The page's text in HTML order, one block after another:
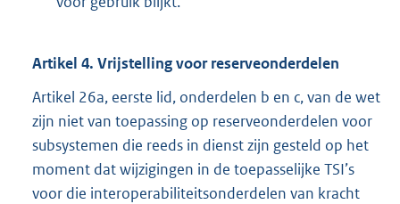
Artikel 4. Vrijstelling voor reserveonderdelen
Artikel 26a, eerste lid, onderdelen b en c, van de wet
zijn niet van toepassing op reserveonderdelen voor
subsystemen die reeds in dienst zijn gesteld op het
moment dat wijzigingen in de toepasselijke TSI’s
voor die interoperabiliteitsonderdelen van kracht